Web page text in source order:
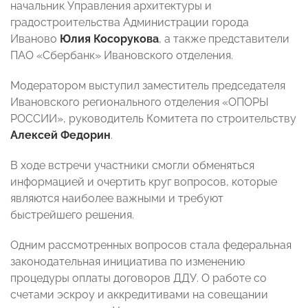
начальник Управления архитектуры и
градостроительства Администрации города
Иваново Юлия Косорукова, а также представители
ПАО «Сбербанк» Ивановского отделения.
Модератором выступил заместитель председателя
Ивановского регионального отделения «ОПОРЫ
РОССИИ», руководитель Комитета по строительству
Алексей Федорин.
В ходе встречи участники смогли обменяться
информацией и очертить круг вопросов, которые
являются наиболее важными и требуют
быстрейшего решения.
Одним рассмотренных вопросов стала федеральная
законодательная инициатива по изменению
процедуры оплаты договоров ДДУ. О работе со
счетами эскроу и аккредитивами на совещании